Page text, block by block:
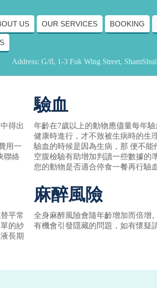
US OUR SERVICES BOOKING
Address: G/fl, 1-3 Fuk Wing Street,
得出
用一
聯絡
驗血
年齡在7歲以上的動物應儘量每年
健康時進行，才不致被生病時的生
驗血的時候是因為生病，那 便不能
空腹檢驗有助增加判讀一些數據的
您的動物是否適合停食一餐再行驗
平常
的紗
長期
麻醉風險
全身麻醉風險會隨年齡增加而倍增
有機會引發隱藏的問題，如有懷疑